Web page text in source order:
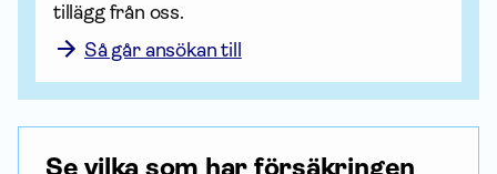
tillägg från oss.
Så går ansökan till
Se vilka som har försäkringen